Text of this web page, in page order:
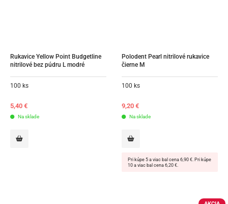
Rukavice Yellow Point Budgetline
nitrilové bez púdru L modré
100 ks
5,40 €
Na sklade
Polodent Pearl nitrilové rukavice
čierne M
100 ks
9,20 €
Na sklade
Pri kúpe 5 a viac bal cena 6,90 €. Pri kúpe
10 a viac bal cena 6,20 €.